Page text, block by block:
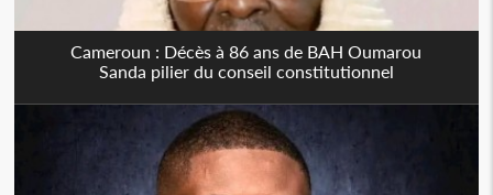
Cameroun : Décès à 86 ans de BAH Oumarou
Sanda pilier du conseil constitutionnel